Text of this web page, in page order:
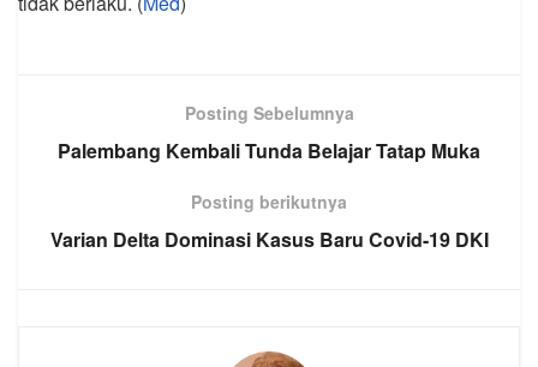
Posting Sebelumnya
Palembang Kembali Tunda Belajar Tatap Muka
Posting berikutnya
Varian Delta Dominasi Kasus Baru Covid-19 DKI